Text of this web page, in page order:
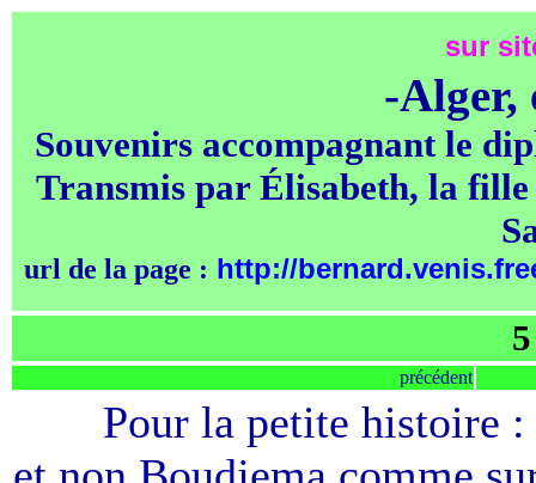
sur
-Alger,
Souvenirs accompagnant le
Transmis par Élisabeth, la
url de la page : http://
précédent
Pour la petite histoire